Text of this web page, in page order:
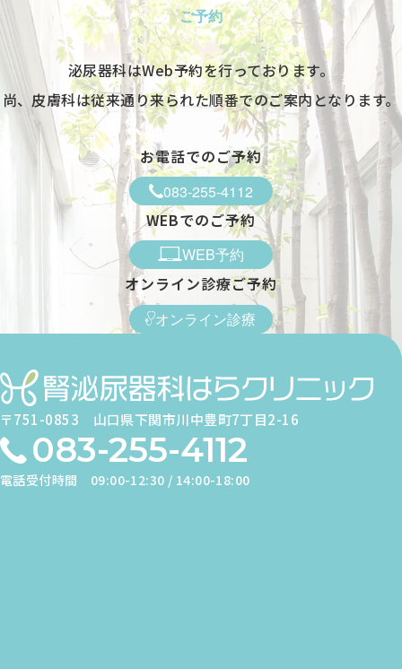
ご予約
泌尿器科はWeb予約を行っております。
尚、皮膚科は従来通り来られた順番でのご案内となります。
お電話でのご予約
083-255-4112
WEBでのご予約
WEB予約
オンライン診療ご予約
オンライン診療
〒751-0853 山口県下関市川中豊町7丁目2-16
083-255-4112
電話受付時間 09:00-12:30 / 14:00-18:00